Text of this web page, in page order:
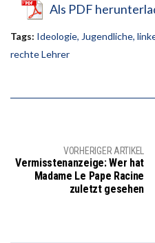
Als PDF
Tags: Ideologie, Jugendliche,
rechte Lehrer
VORHERIGER ARTIKEL
Vermisstenanzeige: Wer hat
Madame Le Pape Racine
zuletzt gesehen